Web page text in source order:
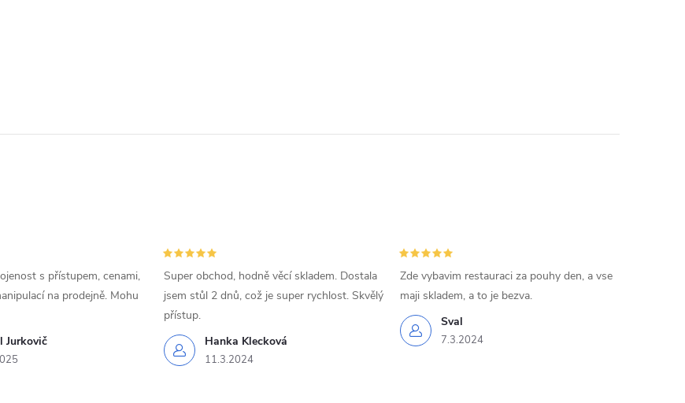
Jurkovič
s přístupem, cenami,
na prodejně. Mohu
Hanka Klecková
11.3.2024
Super obchod, hodně věcí skladem. Dostala
jsem stůl 2 dnů, což je super rychlost. Skvělý
přístup.
Sval
7.3.2024
Zde vybavim restauraci za pouhy den, a vse
maji skladem, a to je bezva.